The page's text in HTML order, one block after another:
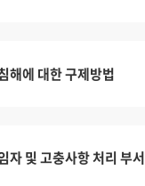
해에 대한 구제방법
자 및 고충사항 처리 부서